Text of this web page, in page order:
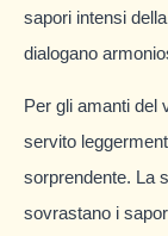
sapori intensi
dialogano
Per gli amanti del
servito
sorprendente. La
sovrastano i